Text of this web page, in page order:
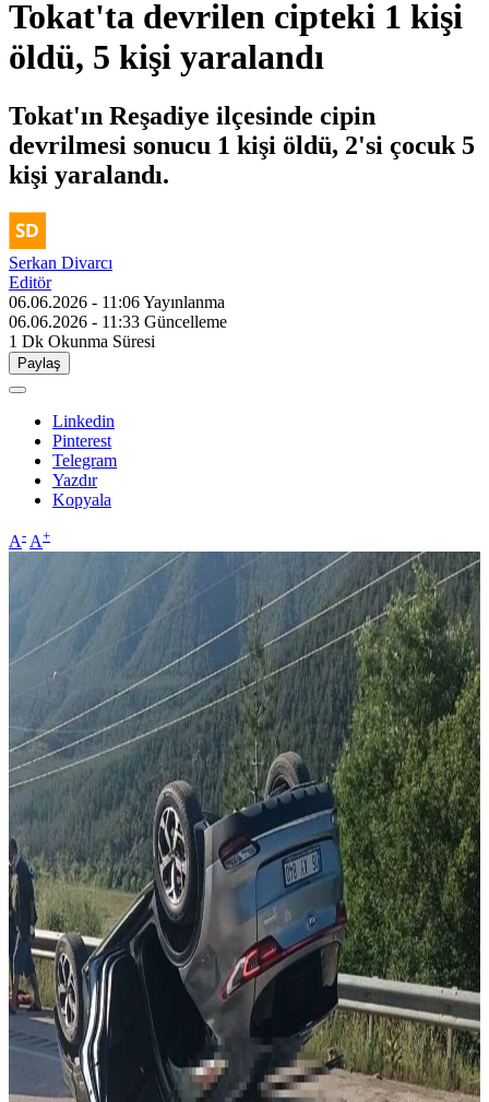
Tokat'ta devrilen cipteki 1 kişi
öldü, 5 kişi yaralandı
Tokat'ın Reşadiye ilçesinde cipin
devrilmesi sonucu 1 kişi öldü, 2'si çocuk 5
kişi yaralandı.
Serkan Divarcı
Editör
06.06.2026 - 11:06Yayınlanma
06.06.2026 - 11:33 Güncelleme
1 Dk Okunma Süresi
Paylaş
Linkedin
Pinterest
Telegram
Yazdır
Kopyala
A- A+